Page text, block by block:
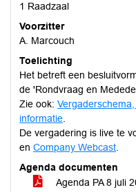
1 Raadzaal
Voorzitter
A. Marcouch
Toelichting
Het betreft een
de 'Rondvraag en
Zie ook:
informatie
De vergadering is live te
en Company Webcast
Agenda documenten
Agenda PA 8 juli